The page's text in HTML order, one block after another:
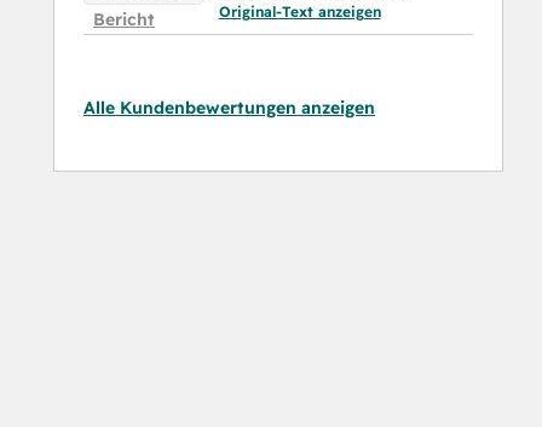
Bericht
Original-Text anzeigen
Alle Kundenbewertungen anzeigen